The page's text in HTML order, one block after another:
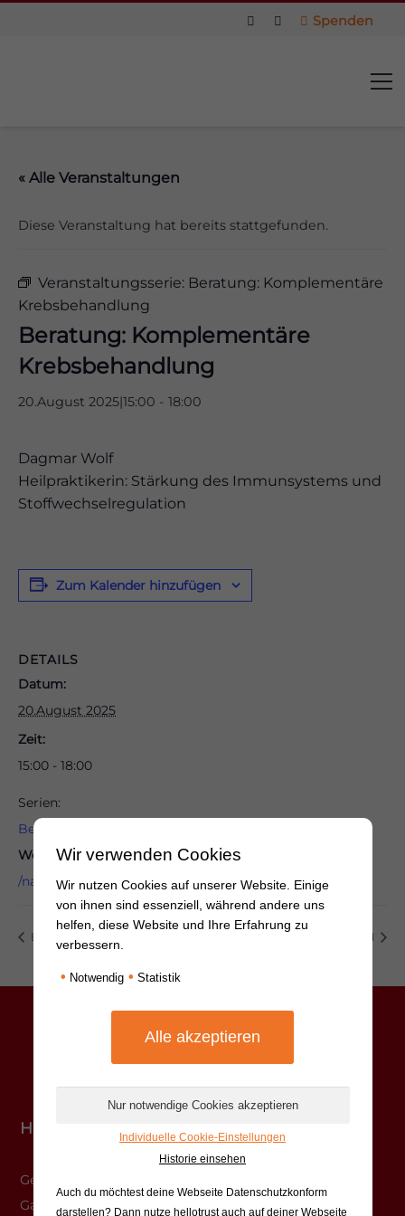
Spenden
« Alle Veranstaltungen
Diese Veranstaltung hat bereits stattgefunden.
Veranstaltungsserie: Beratung: Komplementäre
Krebsbehandlung
Beratung: Komplementäre
Krebsbehandlung
20.August 2025|15:00 - 18:00
Dagmar Wolf
Heilpraktikerin: Stärkung des Immunsystems und
Stoffwechselregulation
Zum Kalender hinzufügen
DETAILS
Datum:
20.August 2025
Zeit:
15:00 - 18:00
Serien:
Beratung: Komplementäre Krebsbehandlung
Website:
/naturheilverfahren/
Edelfundus Wandern im Münsterland
Hauptstelle Münster
Gesundheitshaus
Gasselstiege 13
Wir verwenden Cookies
Wir nutzen Cookies auf unserer Website. Einige
von ihnen sind essenziell, während andere uns
helfen, diese Website und Ihre Erfahrung zu
verbessern.
• Notwendig • Statistik
Individuelle Cookie-Einstellungen
Historie einsehen
Auch du möchtest deine Webseite Datenschutzkonform
darstellen? Dann nutze hellotrust auch auf deiner Webseite